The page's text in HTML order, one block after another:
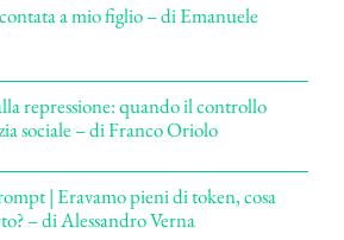
a mio figlio – di Emanuele
repressione: quando il controllo
sociale – di Franco Oriolo
| Eravamo pieni di token, cosa
– di Alessandro Verna